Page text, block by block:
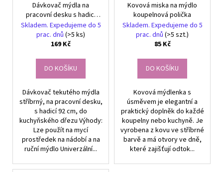
Dávkovač mýdla na
pracovní desku s hadicí
stříbrný
Skladem. Expedujeme do 5
prac. dnů (>5 ks)
169 Kč
DO KOŠÍKU
Dávkovač tekutého mýdla
stříbrný, na pracovní desku,
s hadicí 92 cm, do
kuchyňského dřezu Výhody:
Lze použít na mycí
prostředek na nádobí a na
ruční mýdlo Univerzální...
Kovová miska na mýdlo
koupelnová polička
Skladem. Expedujeme do 5
prac. dnů (>5 szt.)
85 Kč
DO KOŠÍKU
Kovová mýdlenka s
úsměvem je elegantní a
praktický doplněk do každé
koupelny nebo kuchyně. Je
vyrobena z kovu ve stříbrné
barvě a má otvory ve dně,
které zajišťují odtok...